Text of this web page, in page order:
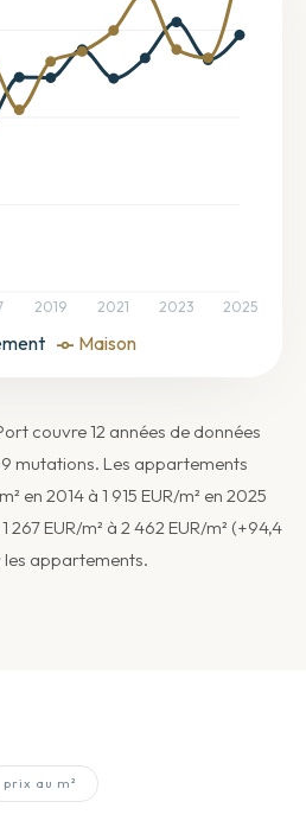
Maison
2019 2021 2023 2025
couvre 12 années de données
mutations. Les appartements
en 2014 à 1 915 EUR/m² en 2025
267 EUR/m² à 2 462 EUR/m² (+94,4
les appartements.
prix au m²